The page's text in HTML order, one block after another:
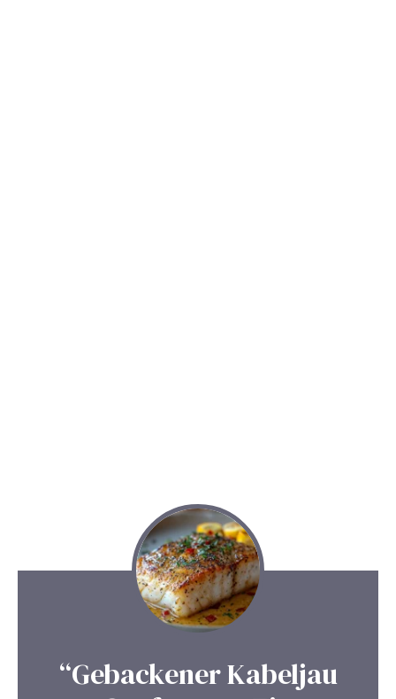
“Gebackener Kabeljau